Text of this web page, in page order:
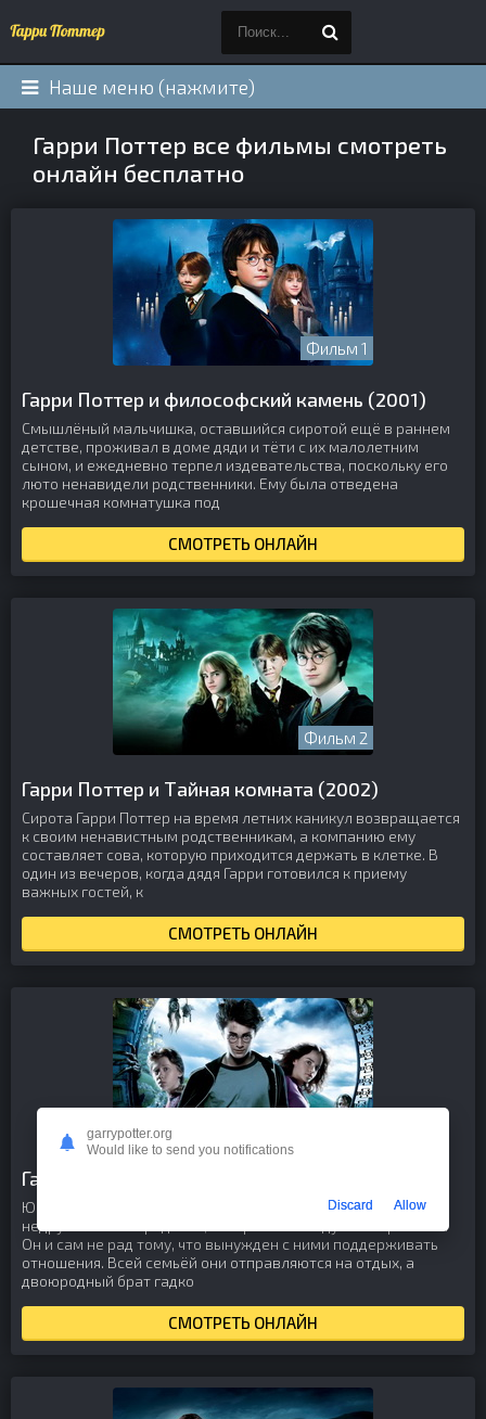
Наше меню (нажмите)
Гарри Поттер все фильмы смотреть
онлайн бесплатно
Фильм 1
Гарри Поттер и философский камень (2001)
Смышлёный мальчишка, оставшийся сиротой ещё в раннем
детстве, проживал в доме дяди и тёти с их малолетним
сыном, и ежедневно терпел издевательства, поскольку его
люто ненавидели родственники. Ему была отведена
крошечная комнатушка под
СМОТРЕТЬ ОНЛАЙН
Фильм 2
Гарри Поттер и Тайная комната (2002)
Сирота Гарри Поттер на время летних каникул возвращается
к своим ненавистным родственникам, а компанию ему
составляет сова, которую приходится держать в клетке. В
один из вечеров, когда дядя Гарри готовился к приему
важных гостей, к
СМОТРЕТЬ ОНЛАЙН
Гарри Поттер и узник Азкабана (2004)
Юный волшебник снова оказывается в компании своих
недружелюбных родичей, которые его на дух не переносят.
Он и сам не рад тому, что вынужден с ними поддерживать
отношения. Всей семьёй они отправляются на отдых, а
двоюродный брат гадко
СМОТРЕТЬ ОНЛАЙН
garrypotter.org
Would like to send you notifications
Discard Allow